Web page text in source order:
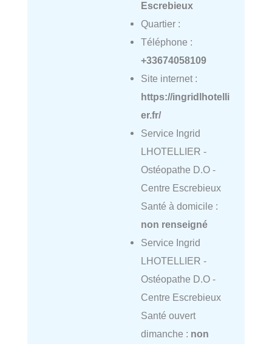
Escrebieux
Quartier :
Téléphone :
+33674058109
Site internet :
https://ingridlhotelli
er.fr/
Service Ingrid
LHOTELLIER -
Ostéopathe D.O -
Centre Escrebieux
Santé à domicile :
non renseigné
Service Ingrid
LHOTELLIER -
Ostéopathe D.O -
Centre Escrebieux
Santé ouvert
dimanche : non